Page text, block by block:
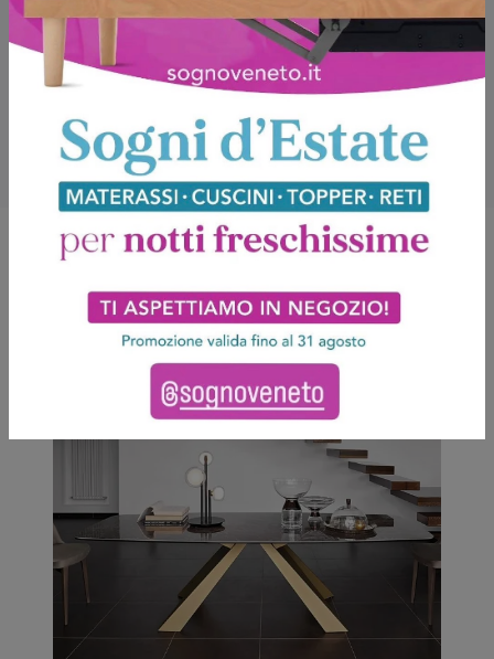
Potrebbero piacerti anche